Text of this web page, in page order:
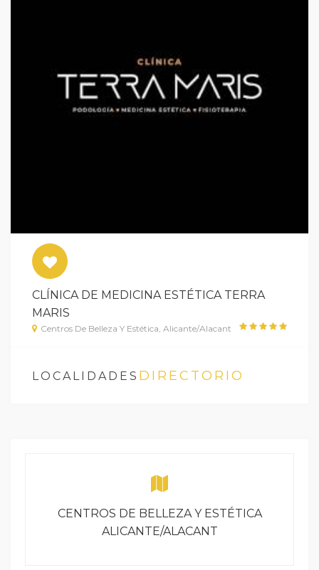
CLÍNICA DE MEDICINA ESTÉTICA TERRA
MARIS
Centros De Belleza Y Estética, Alicante/Alacant
LOCALIDADES DIRECTORIO
CENTROS DE BELLEZA Y ESTÉTICA
ALICANTE/ALACANT